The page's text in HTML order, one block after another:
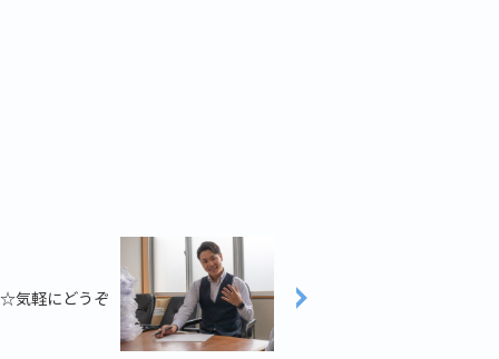
気軽にどうぞ